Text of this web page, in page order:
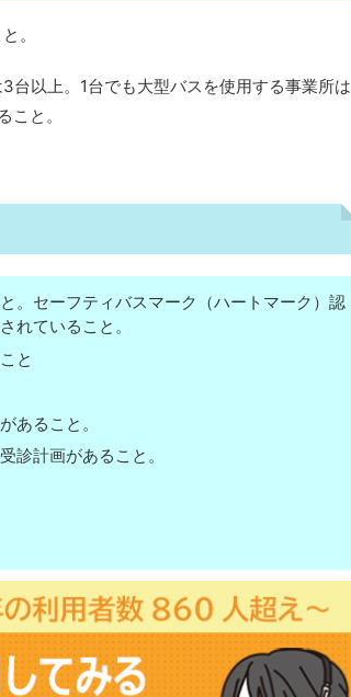
。
台以上。1台でも大型バスを使用する事業所は
と。
。セーフティバスマーク（ハートマーク）認
れていること。
と
あること。
診計画があること。